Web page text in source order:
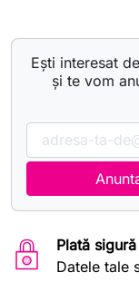
Ești interesat
și te vom
Plată sigură
Datele tale